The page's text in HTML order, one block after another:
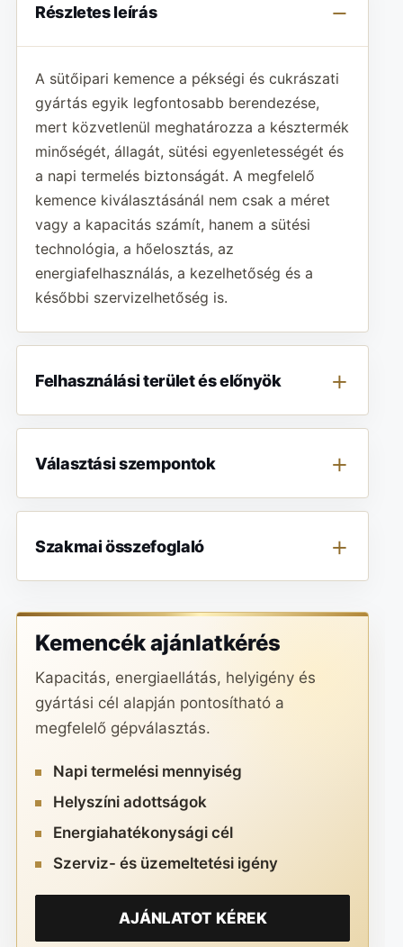
Részletes leírás
A sütőipari kemence a pékségi és cukrászati
gyártás egyik legfontosabb berendezése,
mert közvetlenül meghatározza a késztermék
minőségét, állagát, sütési egyenletességét és
a napi termelés biztonságát. A megfelelő
kemence kiválasztásánál nem csak a méret
vagy a kapacitás számít, hanem a sütési
technológia, a hőelosztás, az
energiafelhasználás, a kezelhetőség és a
későbbi szervizelhetőség is.
Felhasználási terület és előnyök
Választási szempontok
Szakmai összefoglaló
Kemencék ajánlatkérés
Kapacitás, energiaellátás, helyigény és
gyártási cél alapján pontosítható a
megfelelő gépválasztás.
Napi termelési mennyiség
Helyszíni adottságok
Energiahatékonysági cél
Szerviz- és üzemeltetési igény
AJÁNLATOT KÉREK